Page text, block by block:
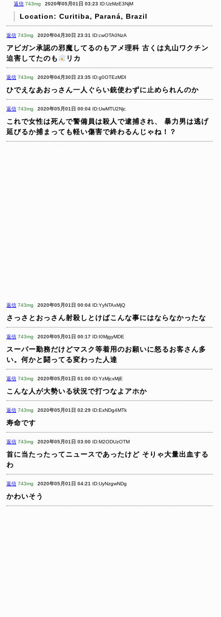
返信 743mg 2020年05月01日 03:23 ID:UzMzE3NjM
Location: Curitiba, Paraná, Brazil
返信 743mg 2020年04月30日 23:31 ID:cwOTA0NzA
アビガン承認の邪魔してるのもアメ理科 古くは丸山ワクチン
迫害してたのも
リカ
返信 743mg 2020年04月30日 23:35 ID:g0OTEzMDI
ひでえなあおっさん一人ぐらい銃使わずに止められんのか
返信 743mg 2020年05月01日 00:04 ID:UwMTU2Njc
これで女性は死んで警備員は殺人で逮捕され、
暴力男は逃げ
延びるか捕まっても軽い傷害で終わるんじゃね！？
返信 743mg 2020年05月01日 00:04 ID:YyNTAxMjQ
さっさとおっさん射殺しとけばこんな事にはならなかったな
返信 743mg 2020年05月01日 00:17 ID:I0MjgyMDE
スーパー勤務だけどマスク等着用のお願いに怒るお客さん多
い。何かと闘ってる変わった人達
返信 743mg 2020年05月01日 01:00 ID:YzMjcxMjE
こんな人が大勢いる状況で打つなよアホか
返信 743mg 2020年05月01日 02:29 ID:ExNDg4MTk
寿命です
返信 743mg 2020年05月01日 03:00 ID:M2ODUzOTM
首に当たったってニュースであったけど そりゃ大量出血する
わ
返信 743mg 2020年05月01日 04:21 ID:UyNzgwNDg
かわいそう